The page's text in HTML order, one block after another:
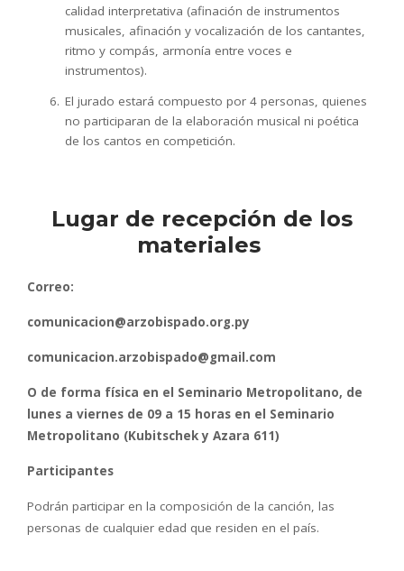
calidad interpretativa (afinación de instrumentos
musicales, afinación y vocalización de los cantantes,
ritmo y compás, armonía entre voces e
instrumentos).
El jurado estará compuesto por 4 personas, quienes
no participaran de la elaboración musical ni poética
de los cantos en competición.
Lugar de recepción de los
materiales
Correo:
comunicacion@arzobispado.org.py
comunicacion.arzobispado@gmail.com
O de forma física en el Seminario Metropolitano, de
lunes a viernes de 09 a 15 horas en el Seminario
Metropolitano (Kubitschek y Azara 611)
Participantes
Podrán participar en la composición de la canción, las
personas de cualquier edad que residen en el país.